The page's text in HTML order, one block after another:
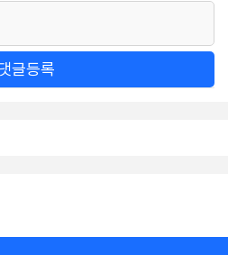
글등록